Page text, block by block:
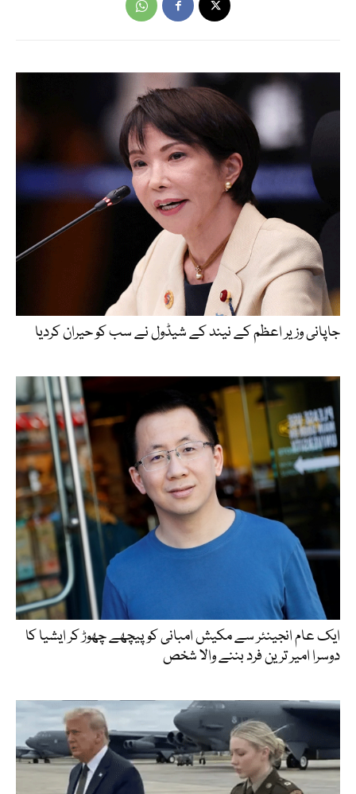
جاپانی وزیر اعظم کے نیند کے شیڈول نے سب کو حیران کردیا
ایک عام انجینئر سے مکیش امبانی کو پیچھے چھوڑ کر ایشیا کا
دوسرا امیر ترین فرد بننے والا شخص